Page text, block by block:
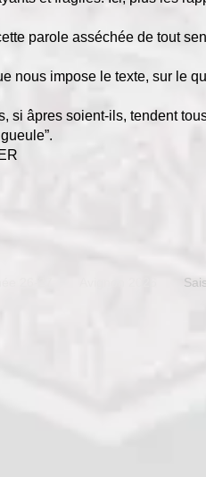
parole asséchée de tout
nous impose le texte, sur le
si âpres soient-ils, tendent